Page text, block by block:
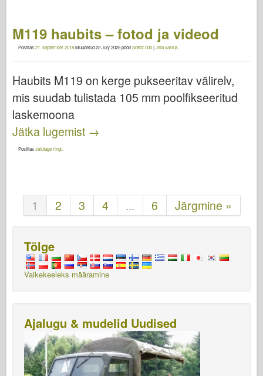
M119 haubits – fotod ja videod
Postitas21. september 2018Muudetud22 July 2025pooltSdKfz.000|Jäta vastus
Haubits M119 on kerge pukseeritav välirelv,
mis suudab tulistada 105 mm poolfikseeritud
laskemoona
Jätka lugemist →
PostitasJalutage ringi
1 2 3 4 ... 6 Järgmine »
Tõlge
Vaikekeeleks määramine
Ajalugu & mudelid Uudised